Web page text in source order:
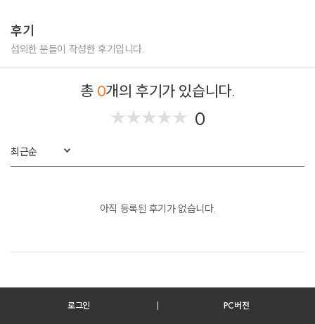
-워커힐호텔 중국 VVIP 파티 공연
-한국품질만족도1위 공연
-대한민국 고객만족브랜드대상 공연
-아우디 Fascination 3일공연 외 다수
-아름다운 강산 (이선희)
-붉은 노을
후기
섭외한 분들이 작성한 후기입니다.
총 0개의 후기가 있습니다.
★★★★★
★★★★★ 0
최근순
아직 등록된 후기가 없습니다.
로그인 PC버전